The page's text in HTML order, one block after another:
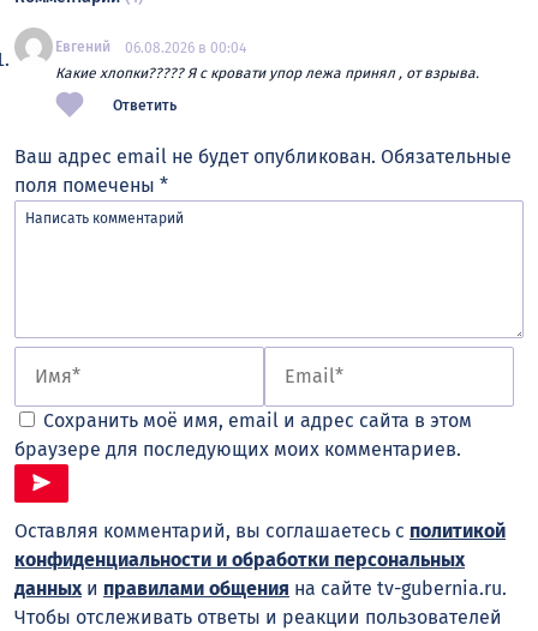
Евгений
06.08.2026 в 00:04
Какие хлопки????? Я с кровати упор лежа принял , от взрыва.
Ответить
Ваш адрес email не будет опубликован. Обязательные
поля помечены *
Сохранить моё имя, email и адрес сайта в этом
браузере для последующих моих комментариев.
Оставляя комментарий, вы соглашаетесь с политикой
конфиденциальности и обработки персональных
данныхи правилами общения на сайте tv-gubernia.ru.
Чтобы отслеживать ответы и реакции пользователей